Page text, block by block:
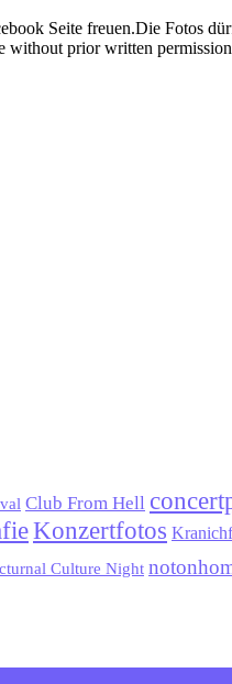
Seite freuen.Die Fotos
without prior written
Club From Hell
Konzertfotos
Culture Night